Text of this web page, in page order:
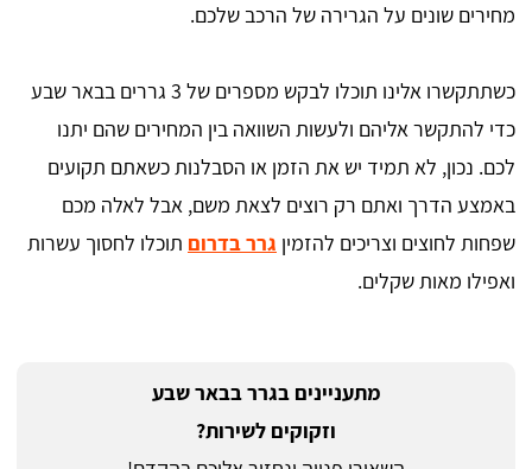
מחירים שונים על הגרירה של הרכב שלכם.
כשתתקשרו אלינו תוכלו לבקש מספרים של 3 גררים בבאר שבע
כדי להתקשר אליהם ולעשות השוואה בין המחירים שהם יתנו
לכם. נכון, לא תמיד יש את הזמן או הסבלנות כשאתם תקועים
באמצע הדרך ואתם רק רוצים לצאת משם, אבל לאלה מכם
שפחות לחוצים וצריכים להזמין גרר בדרום תוכלו לחסוך עשרות
ואפילו מאות שקלים.
מתעניינים בגרר בבאר שבע
וזקוקים לשירות?